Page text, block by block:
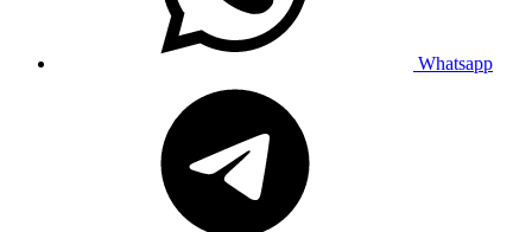
Whatsapp